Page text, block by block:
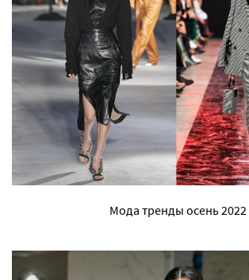
Мода тренды осень 2022